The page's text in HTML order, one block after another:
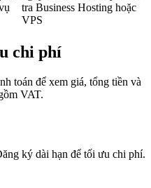
tra Business Hosting hoặc
VPS
chi phí
toán để xem giá, tổng tiền và
VAT.
ký dài hạn để tối ưu chi phí.